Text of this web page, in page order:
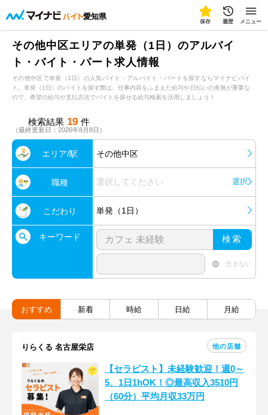
愛知県
保存 履歴 メニュー
その他中区エリアの単発（1日）のアルバイ
ト・バイト・パート求人情報
その他中区で単発（1日）の人気バイト・アルバイト・パートを探すならマイナビバイ
ト。単発（1日）のバイトを探す際は、仕事内容をふまえた給与や日払いの有無が重要な
ので、希望の給与や支払方法でバイトを探せる給与検索を活用しましょう！
検索結果 19 件
（最終更新日：2026年8月8日）
エリア/駅 その他中区
職種 選択してください 選択
こだわり 単発（1日）
キーワード 検索
含まない
おすすめ 新着 時給 日給 月給
りらくる 名古屋栄店 他の店舗
【セラピスト】未経験歓迎！週0～
5、1日1hOK！◎最高収入3510円
（60分）平均月収33万円